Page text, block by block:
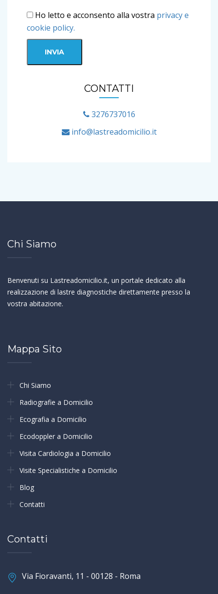
Ho letto e acconsento alla vostra privacy e
cookie policy.
CONTATTI
3276737016
info@lastreadomicilio.it
Chi Siamo
Benvenuti su Lastreadomicilio.it, un portale dedicato alla
realizzazione di lastre diagnostiche direttamente presso la
vostra abitazione.
Mappa Sito
Chi Siamo
Radiografie a Domicilio
Ecografia a Domicilio
Ecodoppler a Domicilio
Visita Cardiologia a Domicilio
Visite Specialistiche a Domicilio
Blog
Contatti
Contatti
Via Fioravanti, 11 - 00128 - Roma